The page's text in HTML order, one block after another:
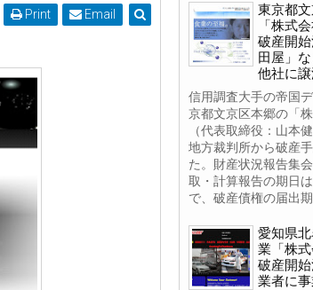
Print Email
東京都
「株式
破産開
田屋」
他社に
信用調査大手の帝国
京都文京区本郷の「
（代表取締役：山本
地方裁判所から破産
た。財産状況報告集
取・計算報告の期日
で、破産債権の届出期...
愛知県
業「株
破産開
業者に